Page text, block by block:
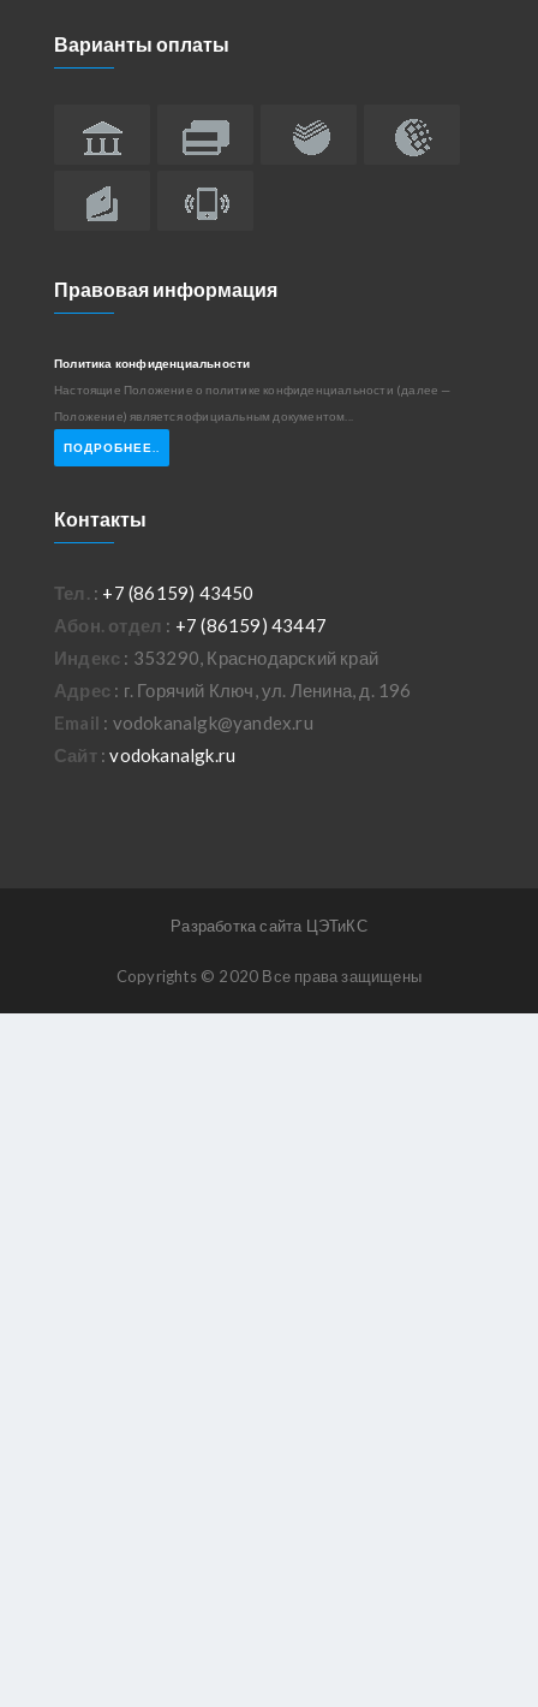
Варианты оплаты
Правовая информация
Политика конфиденциальности
Настоящие Положение о политике конфиденциальности (далее —
Положение) является официальным документом...
ПОДРОБНЕЕ..
Контакты
Тел. : +7 (86159) 43450
Абон. отдел : +7 (86159) 43447
Индекс : 353290, Краснодарский край
Адрес : г. Горячий Ключ, ул. Ленина, д. 196
Email : vodokanalgk@yandex.ru
Сайт:vodokanalgk.ru
Разработка сайта ЦЭТиКС
Copyrights © 2020 Все права защищены